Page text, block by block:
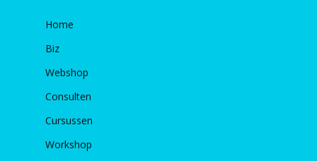
Home
Biz
Webshop
Consulten
Cursussen
Workshop